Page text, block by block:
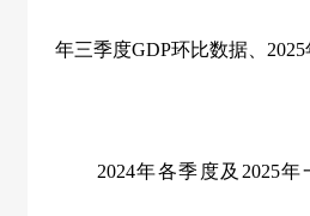
年三季度GDP环比数据、 2025
2024年各季度及 2025年